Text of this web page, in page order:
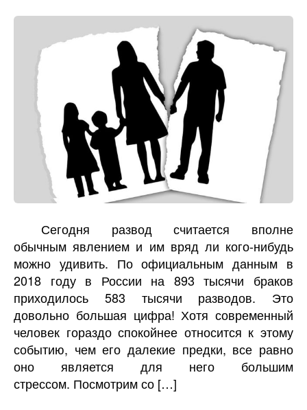
Сегодня развод считается вполне
обычным явлением и им вряд ли кого-нибудь
можно удивить. По официальным данным в
2018 году в России на 893 тысячи браков
приходилось 583 тысячи разводов. Это
довольно большая цифра! Хотя современный
человек гораздо спокойнее относится к этому
событию, чем его далекие предки, все равно
оно является для него большим
стрессом. Посмотрим со […]